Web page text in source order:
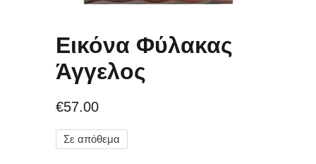
Εικόνα Φύλακας
Άγγελος
€57.00
Σε απόθεμα